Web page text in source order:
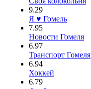
9.29
Я ♥ Гомель
7.95
Новости Гомеля
6.97
Транспорт Гомеля
6.94
Хоккей
6.79